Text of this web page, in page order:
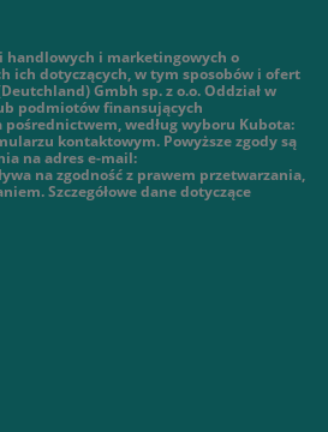
i marketingowych o
ich dotyczących, w tym sposobów i ofert
Gmbh sp. z o.o. Oddział w
podmiotów finansujących
pośrednictwem, według wyboru Kubota:
kontaktowym. Powyższe zgody są
na adres e-mail:
na zgodność z prawem przetwarzania,
Szczegółowe dane dotyczące